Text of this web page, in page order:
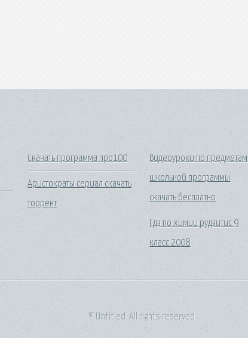
Скачать программа про100
Аристократы сериал скачать
торрент
Видеоуроки по предметам
школьной программы
скачать бесплатно
Гдз по химии рудзитис 9
класс 2008
© Untitled. All rights reserved.